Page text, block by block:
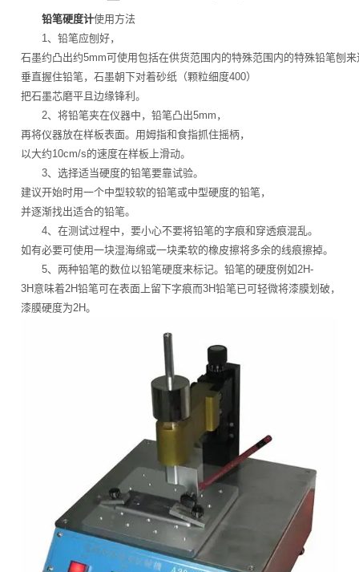
铅笔硬度计使用方法
1、铅笔应刨好，
石墨约凸出约5mm可使用包括在供货范围内的特殊范围内的特殊铅笔刨
垂直握住铅笔，石墨朝下对着砂纸（颗粒细度400）
把石墨芯磨平且边缘锋利。
2、将铅笔夹在仪器中，铅笔凸出5mm，
再将仪器放在样板表面。用姆指和食指抓住摇柄，
以大约10cm/s的速度在样板上滑动。
3、选择适当硬度的铅笔要靠试验。
建议开始时用一个中型较软的铅笔或中型硬度的铅笔，
并逐渐找出适合的铅笔。
4、在测试过程中，要小心不要将铅笔的字痕和穿透痕混乱。
如有必要可使用一块湿海绵或一块柔软的橡皮擦将多余的线痕擦掉。
5、两种铅笔的数位以铅笔硬度来标记。铅笔的硬度例如2H-
3H意味着2H铅笔可在表面上留下字痕而3H铅笔已可轻微将漆膜划破，
漆膜硬度为2H。